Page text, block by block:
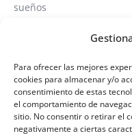
Para ofrecer las mejores
cookies para almacenar y/o
consentimiento de estas
el comportamiento de
sitio. No consentir o retirar el
negativamente a ciertas
sueños
❗️❗️COMUNICADO
VISITAS A INMUEBLES❗️❗️
Invertir en Propiedades
Problemas en